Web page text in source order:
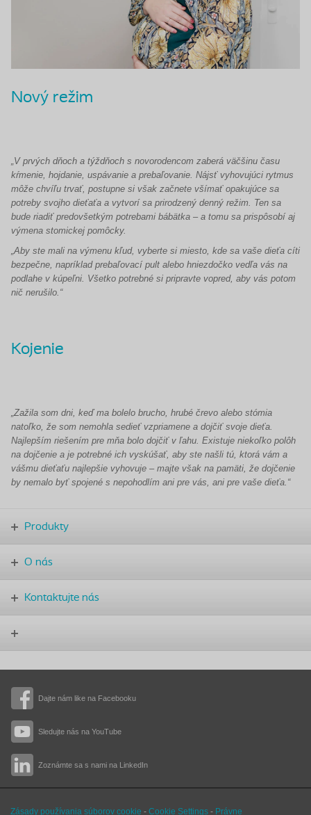
Nový režim
„V prvých dňoch a týždňoch s novorodencom zaberá väčšinu času
kŕmenie, hojdanie, uspávanie a prebaľovanie. Nájsť vyhovujúci rytmus
môže chvíľu trvať, postupne si však začnete všímať opakujúce sa
potreby svojho dieťaťa a vytvorí sa prirodzený denný režim. Ten sa
bude riadiť predovšetkým potrebami bábätka – a tomu sa prispôsobí aj
výmena stomickej pomôcky.
„Aby ste mali na výmenu kľud, vyberte si miesto, kde sa vaše dieťa cíti
bezpečne, napríklad prebaľovací pult alebo hniezdočko vedľa vás na
podlahe v kúpeľni. Všetko potrebné si pripravte vopred, aby vás potom
nič nerušilo.“
Kojenie
„Zažila som dni, keď ma bolelo brucho, hrubé črevo alebo stómia
natoľko, že som nemohla sedieť vzpriamene a dojčiť svoje dieťa.
Najlepším riešením pre mňa bolo dojčiť v ľahu. Existuje niekoľko polôh
na dojčenie a je potrebné ich vyskúšať, aby ste našli tú, ktorá vám a
vášmu dieťaťu najlepšie vyhovuje – majte však na pamäti, že dojčenie
by nemalo byť spojené s nepohodlím ani pre vás, ani pre vaše dieťa.“
Dajte nám like na Facebooku
Sledujte nás na YouTube
Zoznámte sa s nami na LinkedIn
Produkty
O nás
Kontaktujte nás
Zásady používania súborov cookie - Cookie Settings - Právne